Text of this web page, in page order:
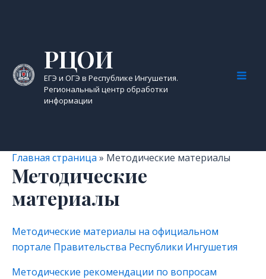
РЦОИ
ЕГЭ и ОГЭ в Республике Ингушетия.
Региональный центр обработки
информации
Главная страница » Методические материалы
Методические
материалы
Методические материалы на официальном
портале Правительства Республики Ингушетия
Методические рекомендации по вопросам